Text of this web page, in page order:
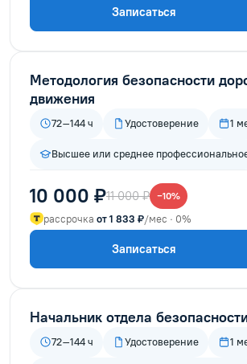
Записаться
Методология безопасности
движения
72–144 ч Удостоверение 1
Высшее или среднее
10 000 ₽11 000 ₽ −10%
рассрочка от 1 833 ₽/мес · 0%
Записаться
Начальник отдела
72–144 ч Удостоверение 1